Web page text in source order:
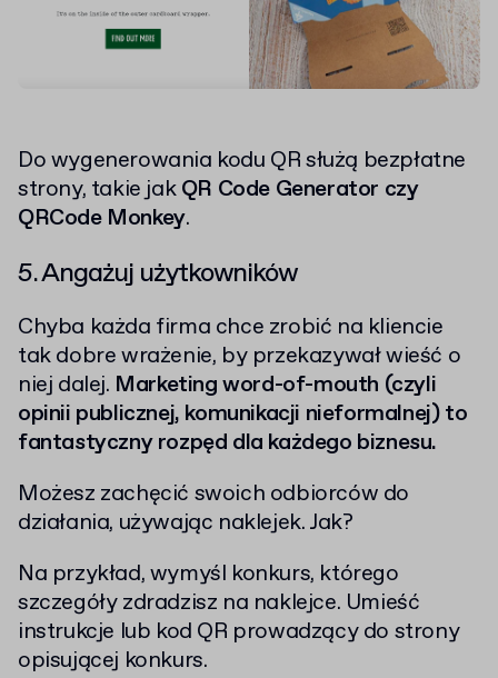
Do wygenerowania kodu QR służą bezpłatne
strony, takie jakQR Code Generator czy
QRCode Monkey.
5. Angażuj użytkowników
Chyba każda firma chce zrobić na kliencie
tak dobre wrażenie, by przekazywał wieść o
niej dalej. Marketing word-of-mouth (czyli
opinii publicznej, komunikacji nieformalnej) to
fantastyczny rozpęd dla każdego biznesu.
Możesz zachęcić swoich odbiorców do
działania, używając naklejek. Jak?
Na przykład, wymyśl konkurs, którego
szczegóły zdradzisz na naklejce. Umieść
instrukcje lub kod QR prowadzący do strony
opisującej konkurs.